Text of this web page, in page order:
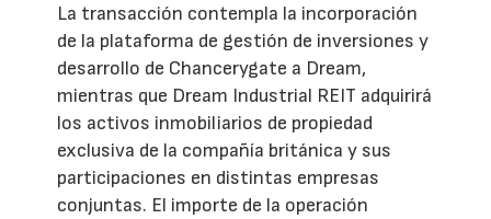
La transacción contempla la incorporación
de la plataforma de gestión de inversiones y
desarrollo de Chancerygate a Dream,
mientras que Dream Industrial REIT adquirirá
los activos inmobiliarios de propiedad
exclusiva de la compañía británica y sus
participaciones en distintas empresas
conjuntas. El importe de la operación